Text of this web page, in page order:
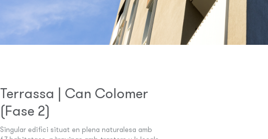
Terrassa | Can Colomer
(Fase 2)
Singular edifici situat en plena naturalesa amb